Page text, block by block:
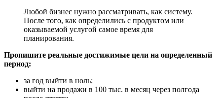
Любой бизнес нужно рассматривать, как систему.
После того, как определились с продуктом или
оказываемой услугой самое время для
планирования.
Пропишите реальные достижимые цели на определенный
период:
за год выйти в ноль;
выйти на продажи в 100 тыс. в месяц через полгода